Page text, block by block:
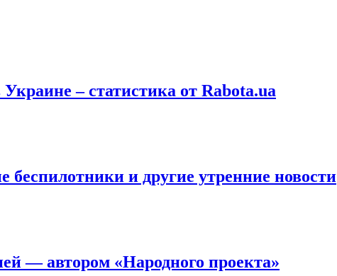
– статистика от Rabota.ua
и другие утренние новости
— автором «Народного проекта»